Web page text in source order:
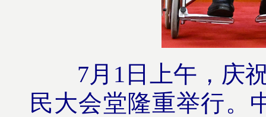
7月1日上午，庆祝
民大会堂隆重举行。